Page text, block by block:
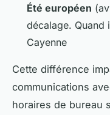
Été européen
décalage. Quand
Cayenne
Cette différence
communications
horaires de bureau